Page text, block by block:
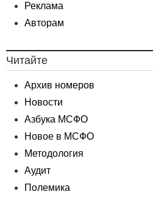
Реклама
Авторам
Читайте
Архив номеров
Новости
Азбука МСФО
Новое в МСФО
Методология
Аудит
Полемика